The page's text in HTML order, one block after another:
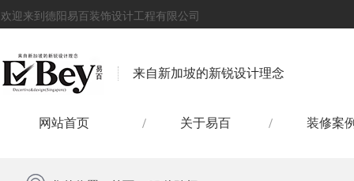
欢迎来到德阳易百装饰设计工程有限公司
来自新加坡的新锐设计理念
网站首页 关于易百 装修案